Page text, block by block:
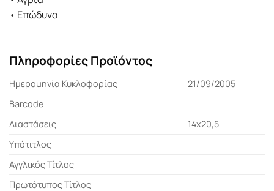
• Επώδυνα
Πληροφορίες Προϊόντος
Ημερομηνία Κυκλοφορίας
21/09/2005
Barcode
Διαστάσεις
14x20,5
Υπότιτλος
Αγγλικός Τίτλος
Πρωτότυπος Τίτλος